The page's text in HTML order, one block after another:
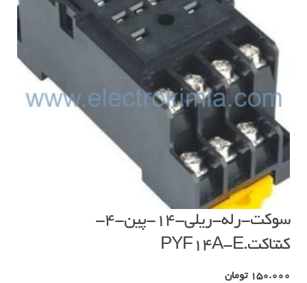
سوکت-رله-ریلی-۱۴-پین-۴-
کنتاکت.PYF14A-E
150.000 تومان